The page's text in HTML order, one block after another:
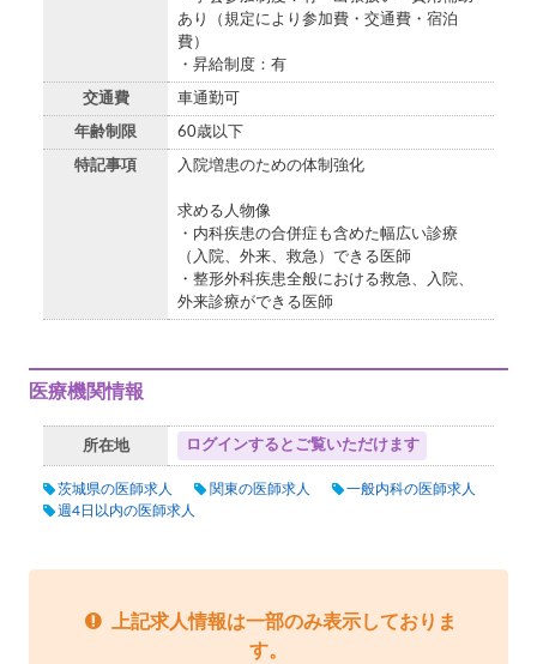
あり（規定により参加費・交通費・宿泊
費）
・昇給制度：有
交通費 車通勤可
年齢制限 60歳以下
特記事項 入院増患のための体制強化
求める人物像
・内科疾患の合併症も含めた幅広い診療
（入院、外来、救急）できる医師
・整形外科疾患全般における救急、入院、
外来診療ができる医師
医療機関情報
所在地 ログインするとご覧いただけます
茨城県の医師求人 関東の医師求人
一般内科の医師求人
週4日以内の医師求人
上記求人情報は一部のみ表示しておりま
す。